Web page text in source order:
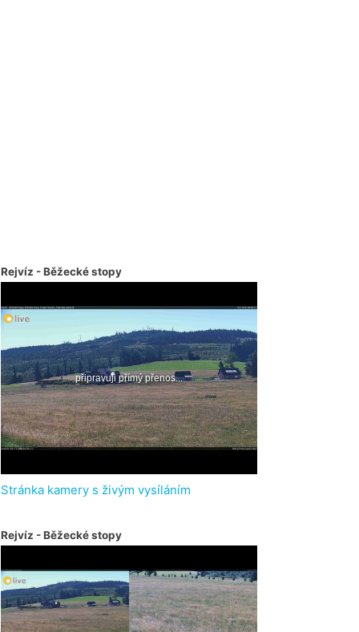
Rejvíz - Běžecké stopy
Stránka kamery s živým vysíláním
Rejvíz - Běžecké stopy